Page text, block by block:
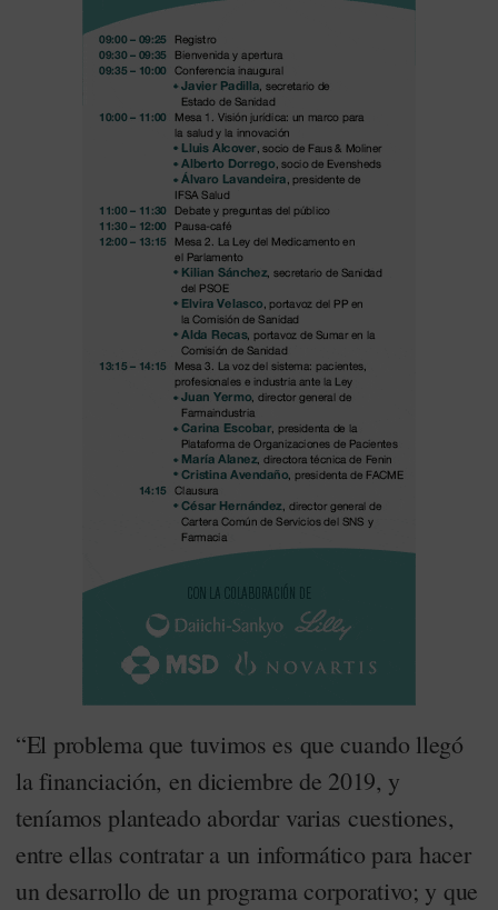
“El problema que tuvimos es que cuando llegó
la financiación, en diciembre de 2019, y
teníamos planteado abordar varias cuestiones,
entre ellas contratar a un informático para hacer
un desarrollo de un programa corporativo; y que